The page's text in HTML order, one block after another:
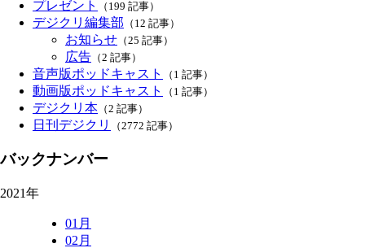
プレゼント （199 記事）
デジクリ編集部 （12 記事）
お知らせ （25 記事）
広告 （2 記事）
音声版ポッドキャスト （1 記事）
動画版ポッドキャスト （1 記事）
デジクリ本 （2 記事）
日刊デジクリ （2772 記事）
バックナンバー
2021年
01月
02月